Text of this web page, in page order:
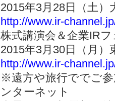
2015年3月28日（土
http://www.ir-
株式講演会＆企業IR
2015年3月30日（月
http://www.ir-
※遠方や旅行ででご
ンターネット